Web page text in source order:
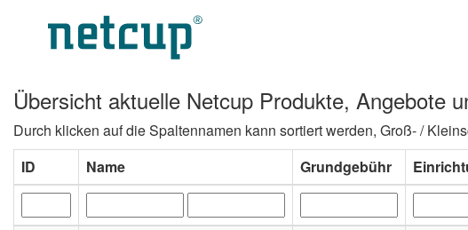
Übersicht aktuelle Netcup Produkte, Angebote
Durch klicken auf die Spaltennamen kann sortiert werden, Groß- /
ID
Name Grundgebühr